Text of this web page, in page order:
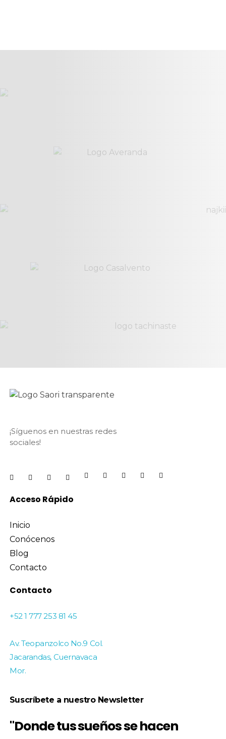
¡Síguenos en nuestras redes
sociales!
Acceso Rápido
Inicio
Conócenos
Blog
Contacto
Contacto
+52 1 777 253 81 45
Av. Teopanzolco No.9 Col.
Jacarandas, Cuernavaca
Mor.
Suscríbete a nuestro Newsletter
"Donde tus sueños se hacen